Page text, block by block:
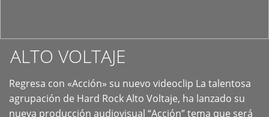
ALTO VOLTAJE
Regresa con «Acción» su nuevo videoclip La talentosa
agrupación de Hard Rock Alto Voltaje, ha lanzado su
nueva producción audiovisual “Acción” tema que será